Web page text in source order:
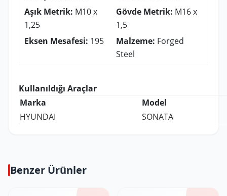
Aşık Metrik: M10 x
1,25
Gövde Metrik: M16 x
1,5
Eksen Mesafesi: 195 Malzeme: Forged
Steel
Kullanıldığı Araçlar
Marka
Model
HYUNDAI
SONATA
Benzer Ürünler